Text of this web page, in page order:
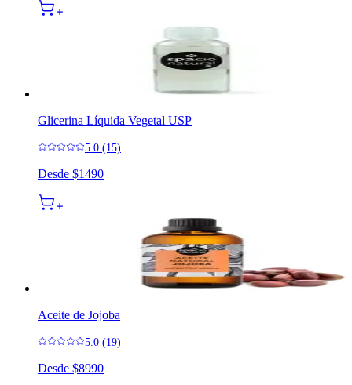
Glicerina Líquida Vegetal USP
5.0 (15)
Desde $1490
Aceite de Jojoba
5.0 (19)
Desde $8990